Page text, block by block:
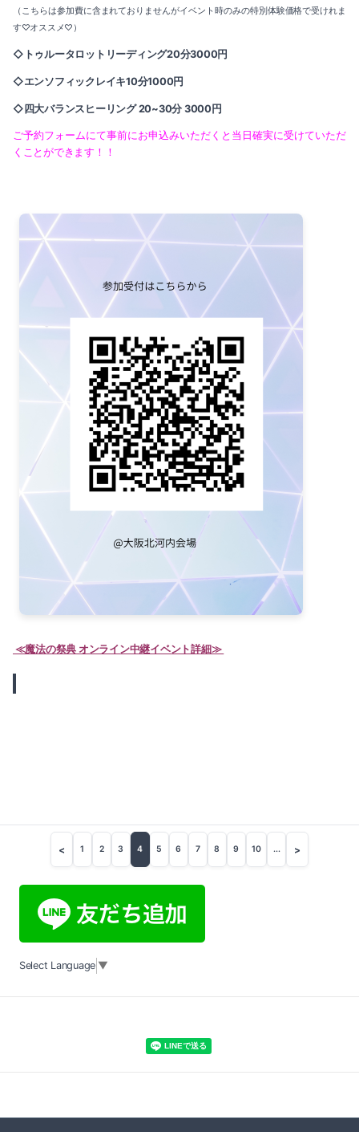
（こちらは参加費に含まれておりませんがイベント時のみの特別体験価格で受けれま
す♡オススメ♡）
◇トゥルータロットリーディング20分3000円
◇エンソフィックレイキ10分1000円
◇四大バランスヒーリング 20~30分 3000円
ご予約フォームにて事前にお申込みいただくと当日確実に受けていただ
くことができます！！
≪魔法の祭典 オンライン中継イベント詳細≫
< 1 2 3 4 5 6 7 8 9 10 ... >
Select Language ▼